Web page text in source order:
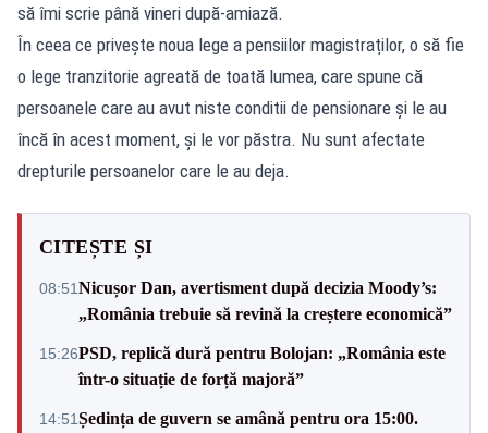
să îmi scrie până vineri după-amiază.
În ceea ce privește noua lege a pensiilor magistraților, o să fie
o lege tranzitorie agreată de toată lumea, care spune că
persoanele care au avut niste conditii de pensionare și le au
încă în acest moment, și le vor păstra. Nu sunt afectate
drepturile persoanelor care le au deja.
CITEȘTE ȘI
08:51Nicușor Dan, avertisment după decizia Moody’s:
„România trebuie să revină la creștere economică”
15:26PSD, replică dură pentru Bolojan: „România este
într-o situație de forță majoră”
14:51Ședința de guvern se amână pentru ora 15:00.